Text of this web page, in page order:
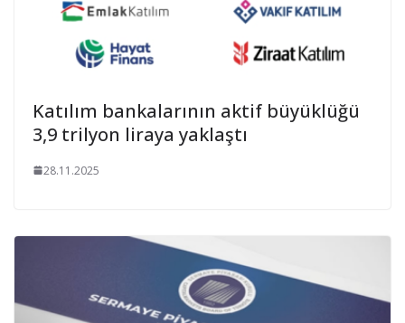
Katılım bankalarının aktif büyüklüğü
3,9 trilyon liraya yaklaştı
28.11.2025